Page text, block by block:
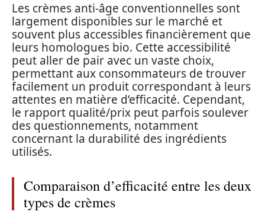
Les crèmes anti-âge conventionnelles sont
largement disponibles sur le marché et
souvent plus accessibles financièrement que
leurs homologues bio. Cette accessibilité
peut aller de pair avec un vaste choix,
permettant aux consommateurs de trouver
facilement un produit correspondant à leurs
attentes en matière d’efficacité. Cependant,
le rapport qualité/prix peut parfois soulever
des questionnements, notamment
concernant la durabilité des ingrédients
utilisés.
Comparaison d’efficacité entre les deux
types de crèmes